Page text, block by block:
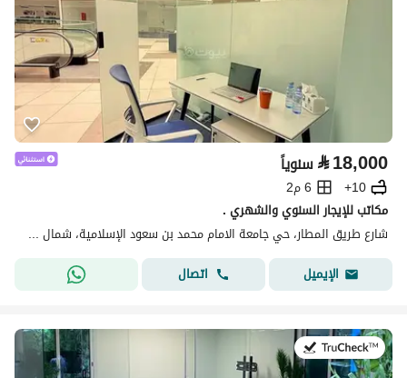
⃁18,000 سنوياً
10+
6 م2
مكاتب للإيجار السنوي والشهري .
شارع طريق المطار، حي جامعة الامام محمد بن سعود الإسلامية، شمال الرياض، الرياض
الإيميل
اتصال
في:14 يوليو 2026